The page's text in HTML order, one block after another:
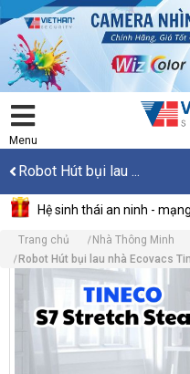
Menu
Robot Hút bụi lau ...
Hệ sinh thái an ninh -
Trang chủ
Nhà Thông Minh
Robot Hút bụi lau nhà Ecovacs